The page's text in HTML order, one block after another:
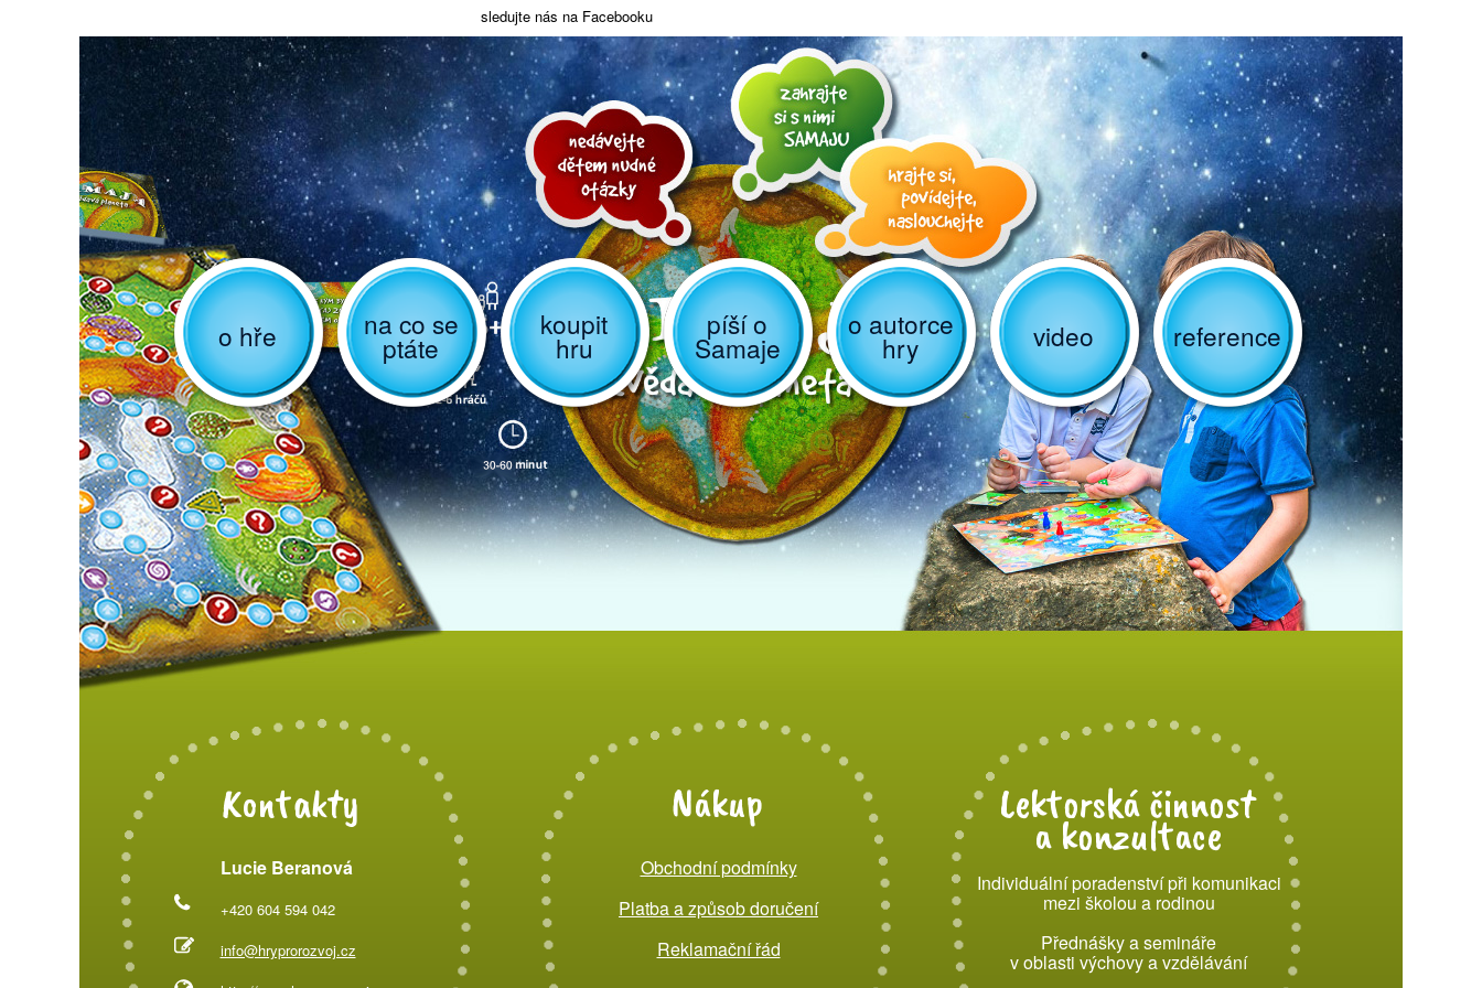
sledujte nás na Facebooku
o hře na co se
ptáte
koupit
hru
píší o
Samaje
o autorce
hry video reference
Kontakty
Lucie Beranová
+420 604 594 042
info@hryprorozvoj.cz
Nákup
Obchodní podmínky
Platba a způsob doručení
Reklamační řád
Lektorská činnost
a konzultace
Individuální poradenství při komunikaci
mezi školou a rodinou
Přednášky a semináře
v oblasti výchovy a vzdělávání